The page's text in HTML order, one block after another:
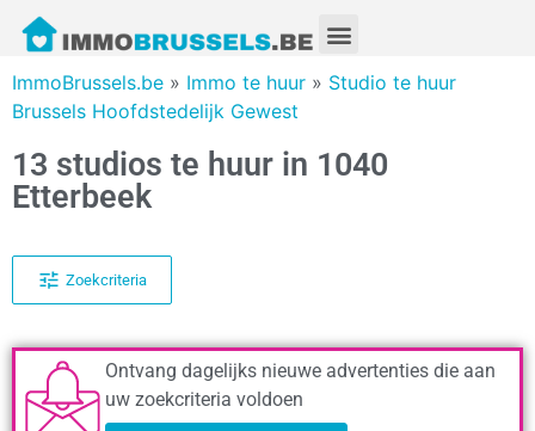
ImmoBrussels.be » Immo te huur » Studio te huur
Brussels Hoofdstedelijk Gewest
13 studios te huur in 1040
Etterbeek
Zoekcriteria
Ontvang dagelijks nieuwe advertenties die aan
uw zoekcriteria voldoen